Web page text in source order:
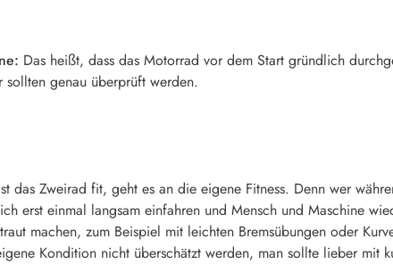
Das heißt, dass das Motorrad vor dem Start gründlich
sollten genau überprüft werden.
das Zweirad fit, geht es an die eigene Fitness. Denn wer
erst einmal langsam einfahren und Mensch und Maschine
machen, zum Beispiel mit leichten Bremsübungen oder
Kondition nicht überschätzt werden, man sollte lieber mit